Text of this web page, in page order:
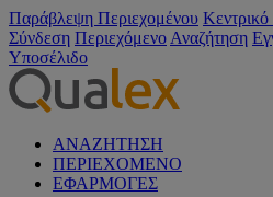
Παράβλεψη Περιεχομένου
Σύνδεση Περιεχόμενο Αναζήτηση
Υποσέλιδο
ΑΝΑΖΗΤΗΣΗ
ΠΕΡΙΕΧΟΜΕΝΟ
ΕΦΑΡΜΟΓΕΣ